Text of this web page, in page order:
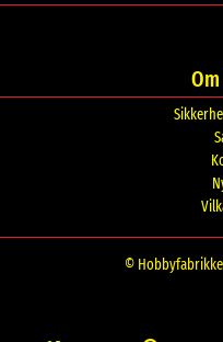
©